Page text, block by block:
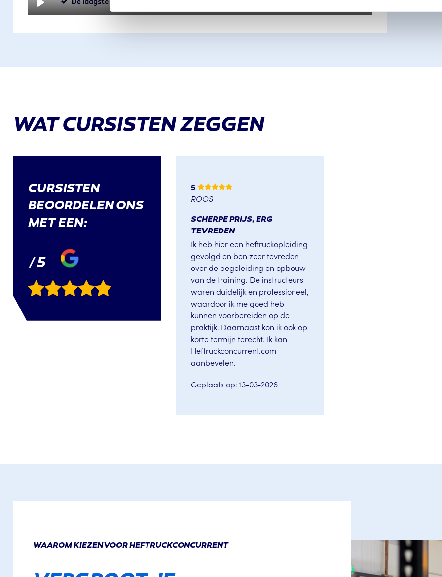
PLAY
00:50
ENTER
WAT CURSISTEN ZEGGEN
CURSISTEN
BEOORDELEN ONS
MET EEN:
/5
5
ROOS
SCHERPE PRIJS, ERG
TEVREDEN
Ik heb hier een heftruckopleiding
gevolgd en ben zeer tevreden
over de begeleiding en opbouw
van de training. De instructeurs
waren duidelijk en professioneel,
waardoor ik me goed heb
kunnen voorbereiden op de
praktijk. Daarnaast kon ik ook op
korte termijn terecht. Ik kan
Heftruckconcurrent.com
aanbevelen.
Geplaats op: 13-03-2026
WAAROM KIEZEN VOOR HEFTRUCKCONCURRENT